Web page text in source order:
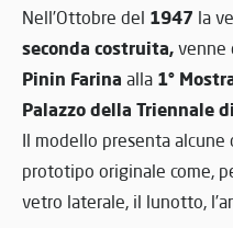
Nell’Ottobre del 1947 la
seconda costruita, venne
Pinin Farina alla 1°
Palazzo della Triennale
Il modello presenta
prototipo originale come,
vetro laterale, il lunotto,